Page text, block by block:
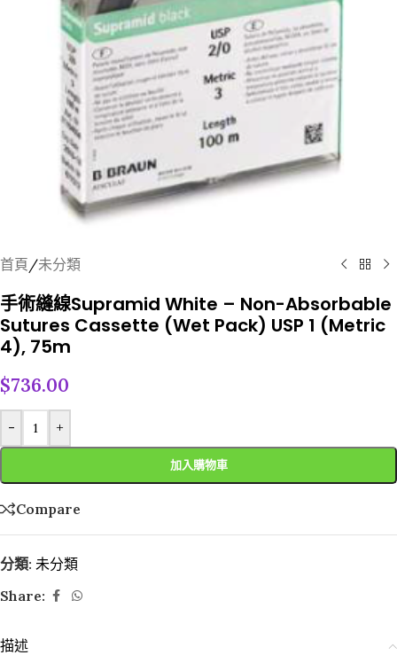
首頁 /未分類
手術縫線Supramid White – Non-Absorbable
Sutures Cassette (Wet Pack) USP 1 (Metric
4), 75m
$736.00
- +
加入購物車
Compare
分類: 未分類
Share:
描述